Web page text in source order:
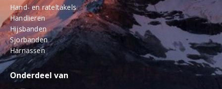
Hand- en rateltakels
Handlieren
Hijsbanden
Sjorbanden
Harnassen
Onderdeel van